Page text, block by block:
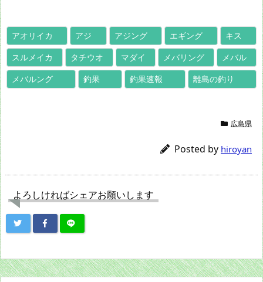
アオリイカ アジ アジング エギング
キス
スルメイカ
タチウオ マダイ メバリング
メバル
メバルング
釣果 釣果速報 離島の釣り
広島県
Posted by hiroyan
よろしければシェアお願いします